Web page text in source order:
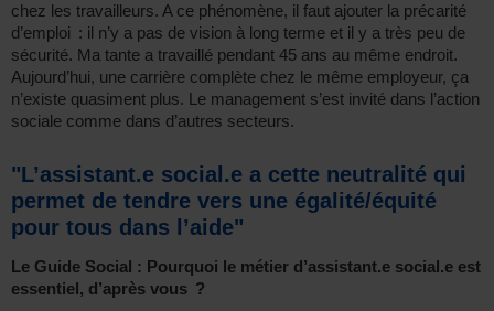
chez les travailleurs. A ce phénomène, il faut ajouter la précarité
d’emploi : il n’y a pas de vision à long terme et il y a très peu de
sécurité. Ma tante a travaillé pendant 45 ans au même endroit.
Aujourd’hui, une carrière complète chez le même employeur, ça
n’existe quasiment plus. Le management s’est invité dans l’action
sociale comme dans d’autres secteurs.
"L’assistant.e social.e a cette neutralité qui
permet de tendre vers une égalité/équité
pour tous dans l’aide"
Le Guide Social : Pourquoi le métier d’assistant.e social.e est
essentiel, d’après vous ?